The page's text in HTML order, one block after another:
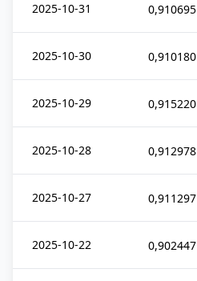
2025-10-31 0,910695
2025-10-30 0,910180
2025-10-29 0,915220
2025-10-28 0,912978
2025-10-27 0,911297
2025-10-22 0,902447